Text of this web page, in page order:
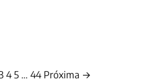
4 5 … 44 Próxima →